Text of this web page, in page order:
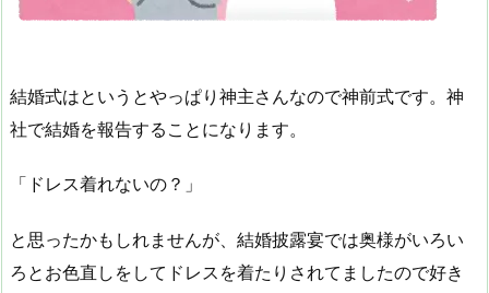
結婚式はというとやっぱり神主さんなので神前式です。神
社で結婚を報告することになります。
「ドレス着れないの？」
と思ったかもしれませんが、結婚披露宴では奥様がいろい
ろとお色直しをしてドレスを着たりされてましたので好き